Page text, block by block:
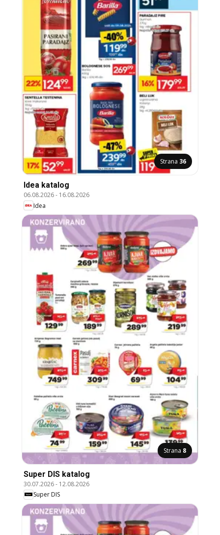
Strana 36
Idea katalog
06.08.2026- 16.08.2026
Idea
Strana 8
Super DIS katalog
30.07.2026- 12.08.2026
Super DIS